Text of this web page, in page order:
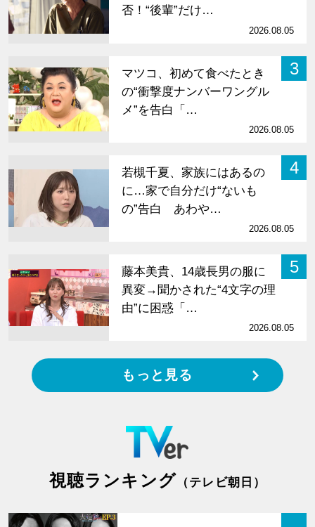
否！“後輩”だけ…
2026.08.05
3
マツコ、初めて食べたとき
の“衝撃度ナンバーワングル
メ”を告白「…
2026.08.05
4
若槻千夏、家族にはあるの
に…家で自分だけ“ないも
の”告白 あわや…
2026.08.05
5
藤本美貴、14歳長男の服に
異変→聞かされた“4文字の理
由”に困惑「…
2026.08.05
もっと見る
視聴ランキング （テレビ朝日）